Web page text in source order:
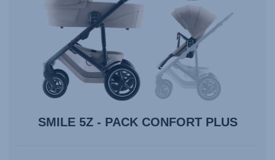
SMILE 5Z - PACK CONFORT PLUS